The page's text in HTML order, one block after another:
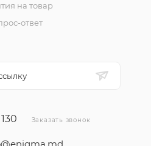
на товар
ответ
Заказать звонок